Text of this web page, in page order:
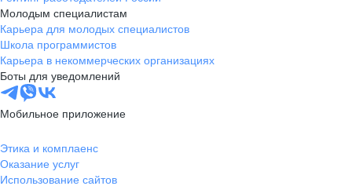
Молодым специалистам
Карьера для молодых специалистов
Школа программистов
Карьера в некоммерческих организациях
Боты для уведомлений
Мобильное приложение
Этика и комплаенс
Оказание услуг
Использование сайтов